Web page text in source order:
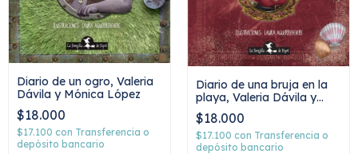
Diario de un ogro, Valeria
Dávila y Mónica López
$18.000
$17.100 con Transferencia o
depósito bancario
Diario de una bruja en la
playa, Valeria Dávila y
Mónica López
$18.000
$17.100 con Transferencia o
depósito bancario